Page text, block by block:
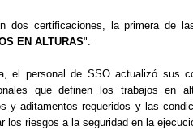
dos certificaciones, la primera de
EN ALTURAS".
el personal de SSO actualizó sus
que definen los trabajos en
y aditamentos requeridos y las
los riesgos a la seguridad en la